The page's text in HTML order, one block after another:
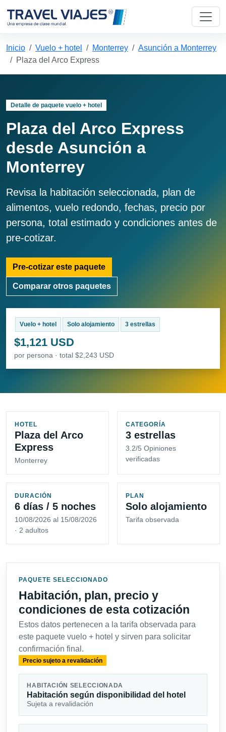
Inicio Vuelo + hotel Monterrey
Asunción a Monterrey
Plaza del Arco Express
Detalle de paquete vuelo + hotel
Plaza del Arco Express
desde Asunción a
Monterrey
Revisa la habitación seleccionada, plan de
alimentos, vuelo redondo, fechas, precio por
persona, total estimado y condiciones antes de
pre-cotizar.
Pre-cotizar este paquete
Comparar otros paquetes
Vuelo + hotel Solo alojamiento 3 estrellas
$1,121 USD
por persona · total $2,243 USD
HOTEL
Plaza del Arco
Express
Monterrey
CATEGORÍA
3 estrellas
3.2/5 Opiniones
verificadas
DURACIÓN
6 días / 5 noches
10/08/2026 al 15/08/2026
· 2 adultos
PLAN
Solo alojamiento
Tarifa observada
PAQUETE SELECCIONADO
Habitación, plan, precio y
condiciones de esta cotización
Estos datos pertenecen a la tarifa observada para
este paquete vuelo + hotel y sirven para solicitar
confirmación final.
Precio sujeto a revalidación
HABITACIÓN SELECCIONADA
Habitación según disponibilidad del hotel
Sujeta a revalidación